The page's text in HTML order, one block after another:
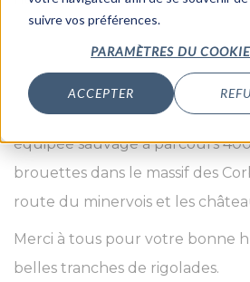
suivre vos préférences.
PARAMÈTRES DU
ACCEPTER
Encore un belle sortie avec un
oignons fait par notre road
équipée sauvage à parcours
brouettes dans le massif des
route du minervois et les
Merci à tous pour votre bonne
belles tranches de rigolades.